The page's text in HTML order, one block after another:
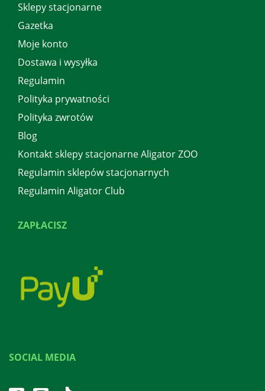
Sklepy stacjonarne
Gazetka
Moje konto
Dostawa i wysyłka
Regulamin
Polityka prywatności
Polityka zwrotów
Blog
Kontakt sklepy stacjonarne Aligator ZOO
Regulamin sklepów stacjonarnych
Regulamin Aligator Club
ZAPŁACISZ
SOCIAL MEDIA